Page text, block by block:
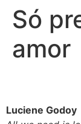
Só
amor
Luciene Godoy